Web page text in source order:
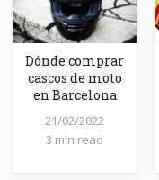
Dónde comprar
cascos de moto
en Barcelona
21/02/2022
3 min read